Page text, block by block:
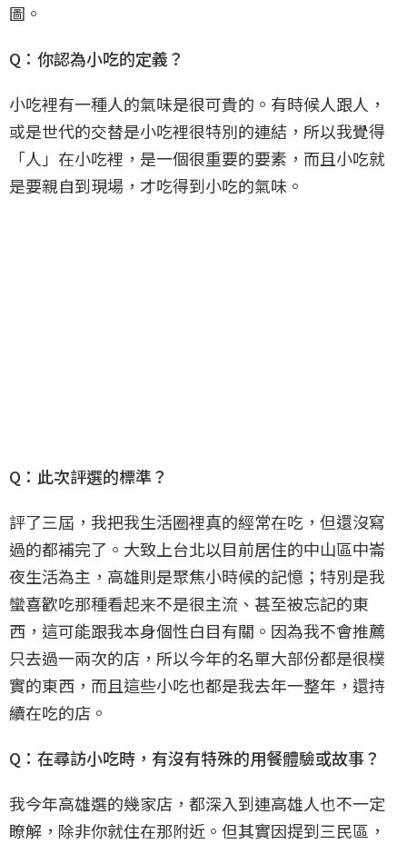
圖。
Q：你認為小吃的定義？
小吃裡有一種人的氣味是很可貴的。有時候人跟人，
或是世代的交替是小吃裡很特別的連結，所以我覺得
「人」在小吃裡，是一個很重要的要素，而且小吃就
是要親自到現場，才吃得到小吃的氣味。
Q：此次評選的標準？
評了三屆，我把我生活圈裡真的經常在吃，但還沒寫
過的都補完了。大致上台北以目前居住的中山區中崙
夜生活為主，高雄則是聚焦小時候的記憶；特別是我
蠻喜歡吃那種看起来不是很主流、甚至被忘記的東
西，這可能跟我本身個性白目有關。因為我不會推薦
只去過一兩次的店，所以今年的名單大部份都是很樸
實的東西，而且這些小吃也都是我去年一整年，還持
續在吃的店。
Q：在尋訪小吃時，有沒有特殊的用餐體驗或故事？
我今年高雄選的幾家店，都深入到連高雄人也不一定
瞭解，除非你就住在那附近。但其實因提到三民區，